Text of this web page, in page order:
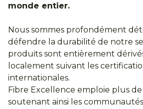
monde entier.
Nous sommes profondément
défendre la durabilité de notre
produits sont entièrement
localement suivant les
internationales.
Fibre Excellence emploie plus
soutenant ainsi les